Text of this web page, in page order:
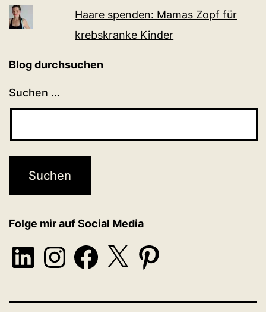
Haare spenden: Mamas Zopf für
krebskranke Kinder
Blog durchsuchen
Suchen …
Folge mir auf Social Media
LinkedInInstagramFacebook
X Pinterest